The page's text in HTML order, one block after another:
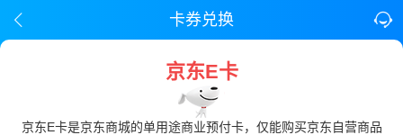
卡券兑换
京东E卡
京东E卡是京东商城的单用途商业预付卡，仅能购买京东自营商品